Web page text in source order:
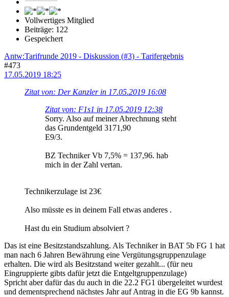
Vollwertiges Mitglied
Beiträge: 122
Gespeichert
Antw:Tarifrunde 2019 - Diskussion (#3) - Tarifergebnis
#473
17.05.2019 18:25
Zitat von: Der Kanzler in 17.05.2019 16:08
Zitat von: F1s1 in 17.05.2019 12:38
Sorry. Also auf meiner Abrechnung steht
das Grundentgeld 3171,90
E9/3.
BZ Techniker Vb 7,5% = 137,96. hab
mich in der Zahl vertan.
Technikerzulage ist 23€
Also müsste es in deinem Fall etwas anderes .
Hast du ein Studium absolviert ?
Das ist eine Besitzstandszahlung. Als Techniker in BAT 5b FG 1 hat
man nach 6 Jahren Bewährung eine Vergütungsgruppenzulage
erhalten. Die wird als Besitzstand weiter gezahlt... (für neu
Eingruppierte gibts dafür jetzt die Entgeltgruppenzulage)
Spricht aber dafür das du auch in die 22.2 FG1 übergeleitet wurdest
und dementsprechend nächstes Jahr auf Antrag in die EG 9b kannst.